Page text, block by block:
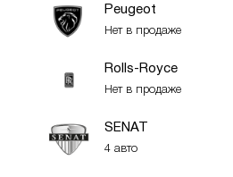
Peugeot
Нет в продаже
Rolls-Royce
Нет в продаже
SENAT
4 авто